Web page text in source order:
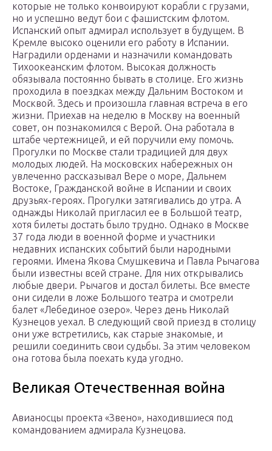
которые не только конвоируют корабли с грузами,
но и успешно ведут бои с фашистским флотом.
Испанский опыт адмирал использует в будущем. В
Кремле высоко оценили его работу в Испании.
Наградили орденами и назначили командовать
Тихоокеанским флотом. Высокая должность
обязывала постоянно бывать в столице. Его жизнь
проходила в поездках между Дальним Востоком и
Москвой. Здесь и произошла главная встреча в его
жизни. Приехав на неделю в Москву на военный
совет, он познакомился с Верой. Она работала в
штабе чертежницей, и ей поручили ему помочь.
Прогулки по Москве стали традицией для двух
молодых людей. На московских набережных он
увлеченно рассказывал Вере о море, Дальнем
Востоке, Гражданской войне в Испании и своих
друзьях-героях. Прогулки затягивались до утра. А
однажды Николай пригласил ее в Большой театр,
хотя билеты достать было трудно. Однако в Москве
37 года люди в военной форме и участники
недавних испанских событий были народными
героями. Имена Якова Смушкевича и Павла Рычагова
были известны всей стране. Для них открывались
любые двери. Рычагов и достал билеты. Все вместе
они сидели в ложе Большого театра и смотрели
балет «Лебединое озеро». Через день Николай
Кузнецов уехал. В следующий свой приезд в столицу
они уже встретились, как старые знакомые, и
решили соединить свои судьбы. За этим человеком
она готова была поехать куда угодно.
Великая Отечественная война
Авианосцы проекта «Звено», находившиеся под
командованием адмирала Кузнецова.